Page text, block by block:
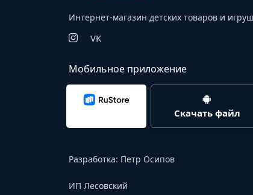
Интернет-магазин детских товаров и
VK
Мобильное приложение
Скачать файл
Разработка: Петр Осипов
ИП Лесовский